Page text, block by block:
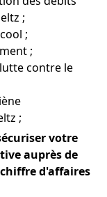
;
;
;
contre le
;
votre
auprès de
d'affaires